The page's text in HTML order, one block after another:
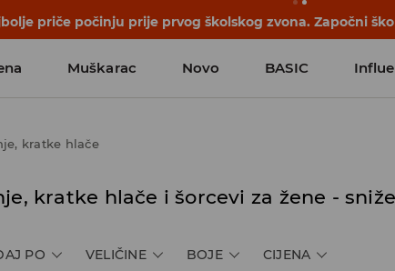
priče počinju prije prvog školskog zvona. Započni
Muškarac Novo BASIC
kratke hlače
kratke hlače i šorcevi za žene -
PO VELIČINE BOJE CIJENA